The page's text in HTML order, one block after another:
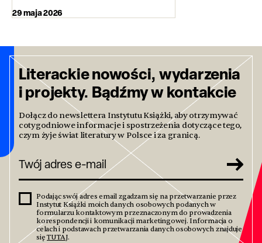
29 maja 2026
Literackie nowości, wydarzenia
i projekty. Bądźmy w kontakcie
Dołącz do newslettera Instytutu Książki, aby otrzymywać
cotygodniowe informacje i spostrzeżenia dotyczące tego,
czym żyje świat literatury w Polsce i za granicą.
Podając swój adres email zgadzam się na przetwarzanie przez
Instytut Książki moich danych osobowych podanych w
formularzu kontaktowym przeznaczonym do prowadzenia
korespondencji i komunikacji marketingowej. Informacja o
celach i podstawach przetwarzania danych osobowych znajduje
sięTUTAJ.